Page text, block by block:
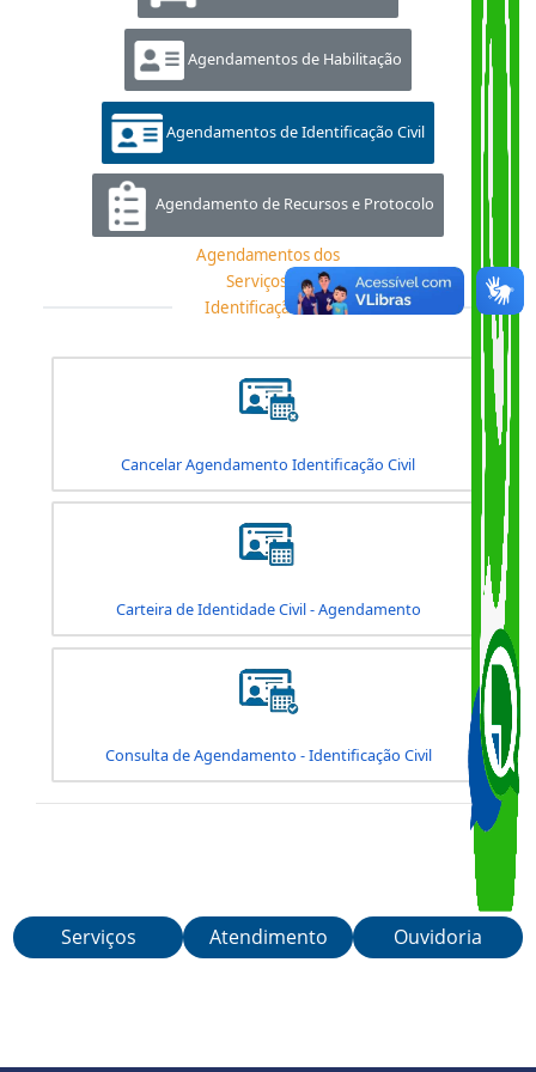
Agendamentos de Habilitação
Agendamentos de Identificação Civil
Agendamento de Recursos e Protocolo
Agendamentos dos
Serviços de
Identificação Civil
Cancelar Agendamento Identificação Civil
Carteira de Identidade Civil - Agendamento
Serviços Atendimento Ouvidoria